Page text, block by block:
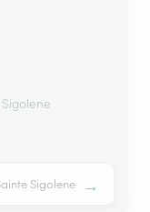
Sigolene →